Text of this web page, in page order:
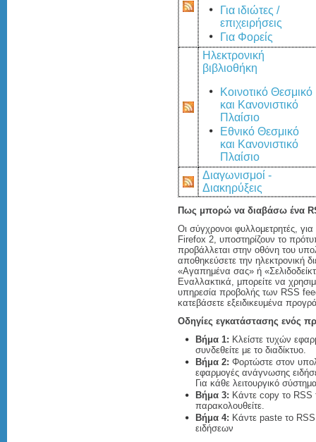
Για ιδιώτες /
επιχειρήσεις
Για Φορείς
Ηλεκτρονική
βιβλιοθήκη
Κοινοτικό Θεσμικό
και Κανονιστικό
Πλαίσιο
Εθνικό Θεσμικό
και Κανονιστικό
Πλαίσιο
Διαγωνισμοί -
Διακηρύξεις
Πως μπορώ να διαβάσω ένα
Οι σύγχρονοι φυλλομετρητές,
Firefox 2, υποστηρίζουν το
προβάλλεται στην οθόνη του
αποθηκεύσετε την ηλεκτρονική
«Αγαπημένα σας» ή
Εναλλακτικά, μπορείτε να
υπηρεσία προβολής των RSS
κατεβάσετε εξειδικευμένα
Οδηγίες εγκατάστασης ενός
Βήμα 1: Κλείστε τυχών
συνδεθείτε με το διαδίκτυο.
Βήμα 2: Φορτώστε στον
εφαρμογές ανάγνωσης
Για κάθε λειτουργικό
Βήμα 3: Κάντε copy το RSS
παρακολουθείτε.
Βήμα 4: Κάντε paste το
ειδήσεων